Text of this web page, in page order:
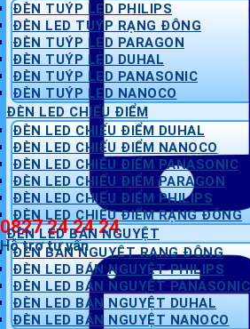
0827 24 24 24
Hỗ trợ tư vấn
ĐÈN TUÝP LED PHILIPS
ĐÈN LED TUÝP RẠNG ĐÔNG
ĐÈN TUÝP LED PARAGON
ĐÈN TUÝP LED DUHAL
ĐÈN TUÝP LED PANASONIC
ĐÈN TUÝP LED NANOCO
ĐÈN LED CHIẾU ĐIỂM
ĐÈN LED CHIẾU ĐIỂM DUHAL
ĐÈN LED CHIẾU ĐIỂM NANOCO
ĐÈN LED CHIẾU ĐIỂM PANASONIC
ĐÈN LED CHIẾU ĐIỂM PARAGON
ĐÈN LED CHIẾU ĐIỂM PHILIPS
ĐÈN LED CHIẾU ĐIỂM RẠNG ĐÔNG
ĐÈN LED BÁN NGUYỆT
ĐÈN BÁN NGUYỆT RẠNG ĐÔNG
ĐÈN LED BÁN NGUYỆT PHILIPS
ĐÈN LED BÁN NGUYỆT PANASONIC
ĐÈN LED BÁN NGUYỆT DUHAL
ĐÈN LED BÁN NGUYỆT NANOCO